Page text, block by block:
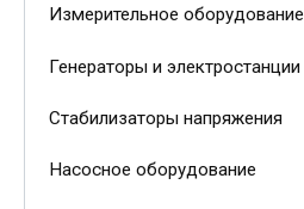
Измерительное оборудование
Генераторы и электростанции
Стабилизаторы напряжения
Насосное оборудование